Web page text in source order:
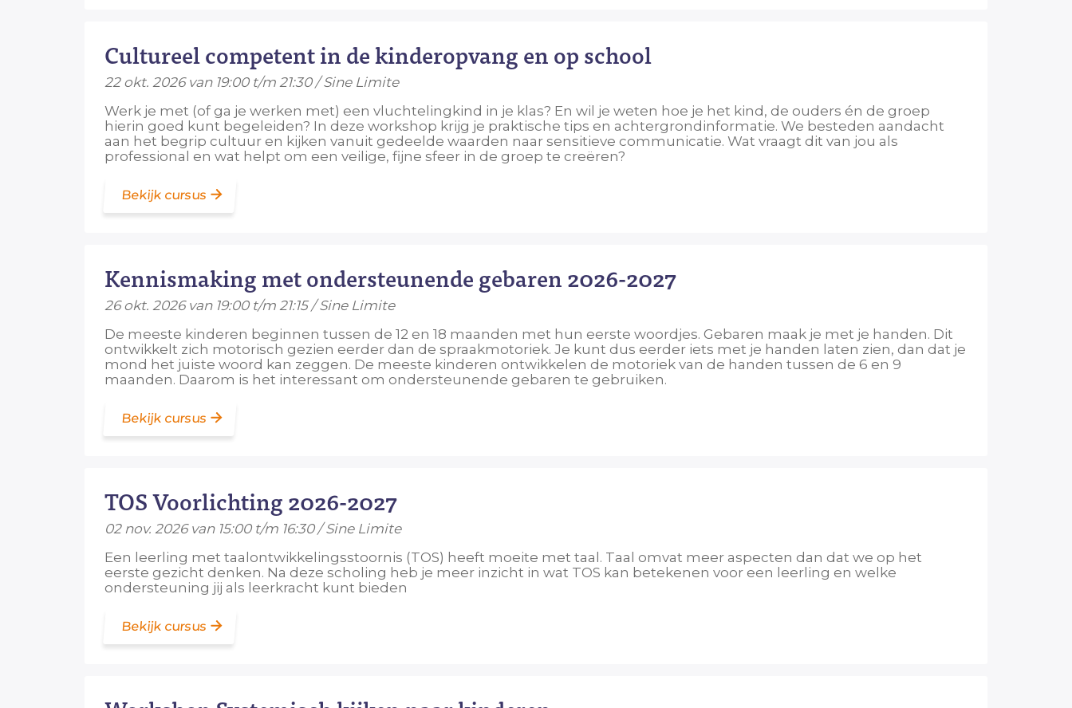
Cultureel competent in de kinderopvang en op school
22 okt. 2026 van 19:00 t/m 21:30 / Sine Limite
Werk je met (of ga je werken met) een vluchtelingkind in je klas? En wil je weten hoe je het kind, de ouders én de groep
hierin goed kunt begeleiden? In deze workshop krijg je praktische tips en achtergrondinformatie. We besteden aandacht
aan het begrip cultuur en kijken vanuit gedeelde waarden naar sensitieve communicatie. Wat vraagt dit van jou als
professional en wat helpt om een veilige, fijne sfeer in de groep te creëren?
Bekijk cursus
Kennismaking met ondersteunende gebaren 2026-2027
26 okt. 2026 van 19:00 t/m 21:15 / Sine Limite
De meeste kinderen beginnen tussen de 12 en 18 maanden met hun eerste woordjes. Gebaren maak je met je handen. Dit
ontwikkelt zich motorisch gezien eerder dan de spraakmotoriek. Je kunt dus eerder iets met je handen laten zien, dan dat je
mond het juiste woord kan zeggen. De meeste kinderen ontwikkelen de motoriek van de handen tussen de 6 en 9
maanden. Daarom is het interessant om ondersteunende gebaren te gebruiken.
Bekijk cursus
TOS Voorlichting 2026-2027
02 nov. 2026 van 15:00 t/m 16:30 / Sine Limite
Een leerling met taalontwikkelingsstoornis (TOS) heeft moeite met taal. Taal omvat meer aspecten dan dat we op het
eerste gezicht denken. Na deze scholing heb je meer inzicht in wat TOS kan betekenen voor een leerling en welke
ondersteuning jij als leerkracht kunt bieden
Bekijk cursus